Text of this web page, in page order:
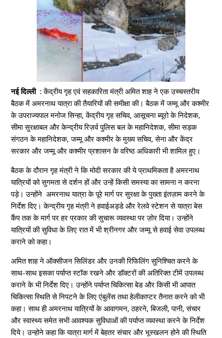
नई दिल्ली : केंद्रीय गृह एवं सहकारिता मंत्री अमित शाह ने एक उच्चस्तरीय
बैठक में अमरनाथ यात्रा की तैयारियों की समीक्षा की। बैठक में जम्मू और कश्मीर
के उपराज्यपाल मनोज सिन्हा, केंद्रीय गृह सचिव, आसूचना ब्यूरो के निदेशक,
सीमा सुरक्षाबल और केन्द्रीय रिज़र्व पुलिस बल के महानिदेशक, सीमा सड़क
संगठन के महानिदेशक, जम्मू और कश्मीर के मुख्य सचिव, सेना और केंद्र
सरकार और जम्मू और कश्मीर प्रशासन के वरिष्ठ अधिकारी भी शामिल हुए।
बैठक के दौरान गृह मंत्री ने कि मोदी सरकार की ये प्राथमिकता है अमरनाथ
यात्रियों को सुगमता से दर्शन हों और उन्हें किसी समस्या का सामना न करना
पड़े। उन्होंने अमरनाथ यात्रा के पूरे मार्ग पर सुरक्षा के पुख्ता इंतज़ाम करने के
निर्देश दिए। केन्द्रीय गृह मंत्री ने हवाईअड्डे और रेलवे स्टेशन से यात्रा बेस
कैंप तक के मार्ग पर हर प्रकार की सुचारू व्यवस्था पर ज़ोर दिया। उन्होंने
यात्रियों की सुविधा के लिए रात में भी श्रीनगर और जम्मू से हवाई सेवा उपलब्ध
कराने को कहा।
अमित शाह ने ऑक्सीजन सिलिंडर और उनकी रिफिलिंग सुनिश्चित करने के
साथ-साथ इसका पर्याप्त स्टॉक रखने और डॉक्टरों की अतिरिक्त टीमें उपलब्ध
कराने के भी निर्देश दिए। उन्होंने पर्याप्त चिकित्सा बेड और किसी भी आपात
चिकित्सा स्थिति से निपटने के लिए एंबुलेंस तथा हेलीकाप्टर तैनात करने को भी
कहा। साथ ही अमरनाथ यात्रियों के आवागमन, ठहरने, बिजली, पानी, संचार
और स्वास्थ्य समेत सभी आवश्यक सुविधाओं की पर्याप्त व्यवस्था करने के निर्देश
दिये। उन्होने कहा कि यात्रा मार्ग में बेहतर संचार और भूस्खलन होने की स्थिति